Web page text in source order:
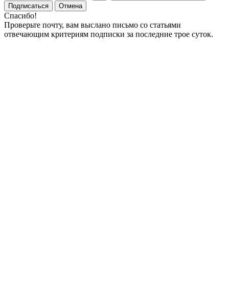
Подписаться
Отмена
Спасибо!
Проверьте почту, вам выслано письмо со статьями
отвечающим критериям подписки за последние трое суток.